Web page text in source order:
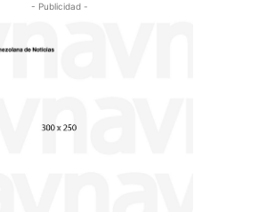
- Publicidad -